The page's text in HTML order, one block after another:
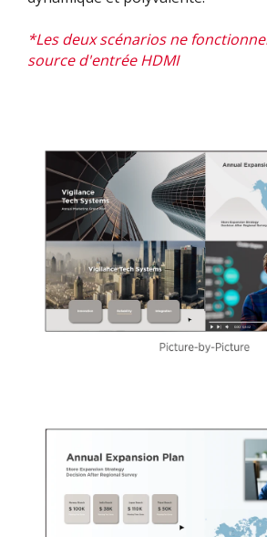
*Les deux scénarios ne
source d'entrée HDMI